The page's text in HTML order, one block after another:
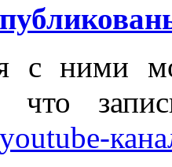
с ними
что
youtube-